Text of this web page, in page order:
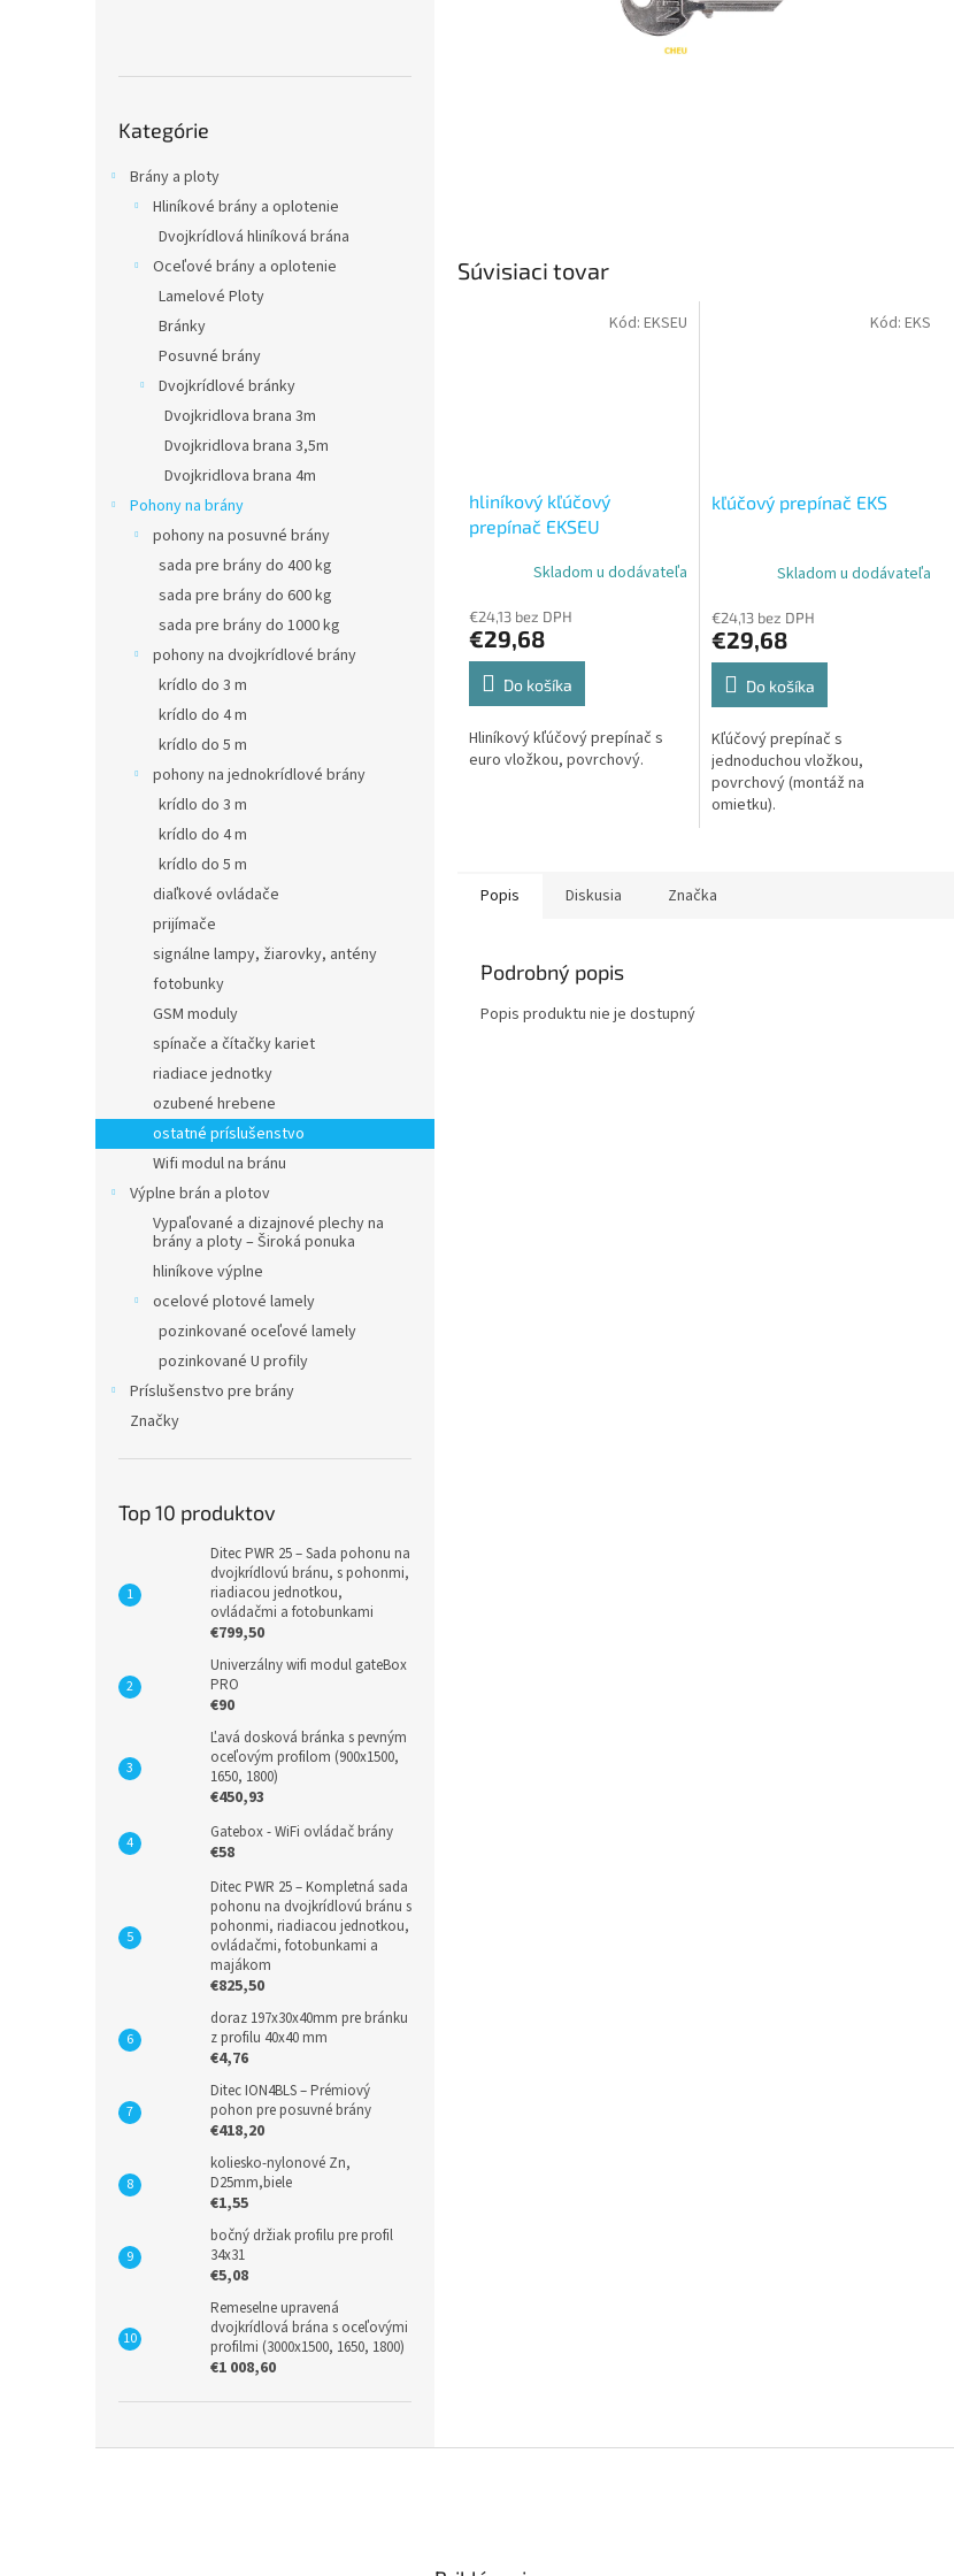
kategórie
Kategórie
Brány a ploty
Hliníkové brány a oplotenie
Dvojkrídlová hliníková brána
Oceľové brány a oplotenie
Lamelové Ploty
Bránky
Posuvné brány
Dvojkrídlové bránky
Dvojkridlova brana 3m
Dvojkridlova brana 3,5m
Dvojkridlova brana 4m
Pohony na brány
pohony na posuvné brány
sada pre brány do 400 kg
sada pre brány do 600 kg
sada pre brány do 1000 kg
pohony na dvojkrídlové brány
krídlo do 3 m
krídlo do 4 m
krídlo do 5 m
pohony na jednokrídlové brány
krídlo do 3 m
krídlo do 4 m
krídlo do 5 m
diaľkové ovládače
prijímače
signálne lampy, žiarovky, antény
fotobunky
GSM moduly
spínače a čítačky kariet
riadiace jednotky
ozubené hrebene
ostatné príslušenstvo
Wifi modul na bránu
Výplne brán a plotov
Vypaľované a dizajnové plechy na
brány a ploty – Široká ponuka
hliníkove výplne
ocelové plotové lamely
pozinkované oceľové lamely
pozinkované U profily
Príslušenstvo pre brány
Značky
Top 10 produktov
Ditec PWR 25 – Sada pohonu na
dvojkrídlovú bránu, s pohonmi,
riadiacou jednotkou,
ovládačmi a fotobunkami
€799,50
Univerzálny wifi modul gateBox
PRO
€90
Ľavá dosková bránka s pevným
oceľovým profilom (900x1500,
1650, 1800)
€450,93
Gatebox - WiFi ovládač brány
€58
Ditec PWR 25 – Kompletná sada
pohonu na dvojkrídlovú bránu s
pohonmi, riadiacou jednotkou,
ovládačmi, fotobunkami a
majákom
€825,50
doraz 197x30x40mm pre bránku
z profilu 40x40 mm
€4,76
Ditec ION4BLS – Prémiový
pohon pre posuvné brány
€418,20
koliesko-nylonové Zn,
D25mm,biele
€1,55
bočný držiak profilu pre profil
34x31
€5,08
Remeselne upravená
dvojkrídlová brána s oceľovými
profilmi (3000x1500, 1650, 1800)
€1 008,60
Súvisiaci tovar
hliníkový kľúčový
prepínač EKSEU
Skladom u dodávateľa
€24,13 bez DPH
€29,68
Do košíka
Hliníkový kľúčový prepínač s
euro vložkou, povrchový.
Kód: EKSEU
kľúčový prepínač EKS
Skladom u dodávateľa
€24,13 bez DPH
€29,68
Do košíka
Kľúčový prepínač s
jednoduchou vložkou,
povrchový (montáž na
omietku).
Kód: EKS
Popis Diskusia Značka
Podrobný popis
Popis produktu nie je dostupný